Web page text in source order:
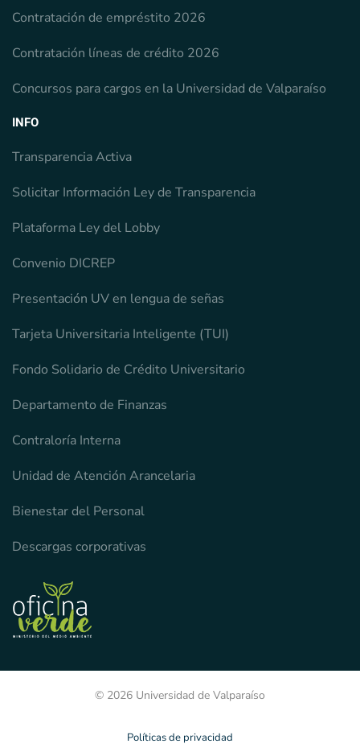
Contratación de empréstito 2026
Contratación líneas de crédito 2026
Concursos para cargos en la Universidad de Valparaíso
INFO
Transparencia Activa
Solicitar Información Ley de Transparencia
Plataforma Ley del Lobby
Convenio DICREP
Presentación UV en lengua de señas
Tarjeta Universitaria Inteligente (TUI)
Fondo Solidario de Crédito Universitario
Departamento de Finanzas
Contraloría Interna
Unidad de Atención Arancelaria
Bienestar del Personal
Descargas corporativas
© 2026 Universidad de Valparaíso
Políticas de privacidad